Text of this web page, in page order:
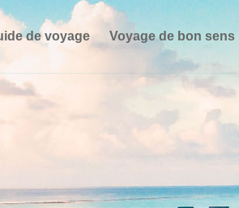
de voyage Voyage de bon sens